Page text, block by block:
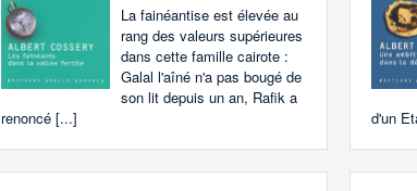
La fainéantise est élevée au
rang des valeurs supérieures
dans cette famille cairote :
Galal l'aîné n'a pas bougé de
son lit depuis un an, Rafik a
renoncé [...]
d'un